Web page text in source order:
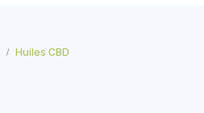
Huiles CBD